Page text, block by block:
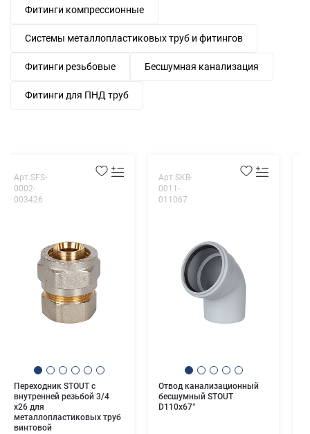
Фитинги компрессионные
Системы металлопластиковых труб и фитингов
Фитинги резьбовые Бесшумная канализация
Фитинги для ПНД труб
Арт.SFS-
0002-
003426
Переходник STOUT с
внутренней резьбой 3/4
х26 для
металлопластиковых труб
винтовой
Арт.SKB-
0011-
011067
Отвод канализационный
бесшумный STOUT
D110х67°